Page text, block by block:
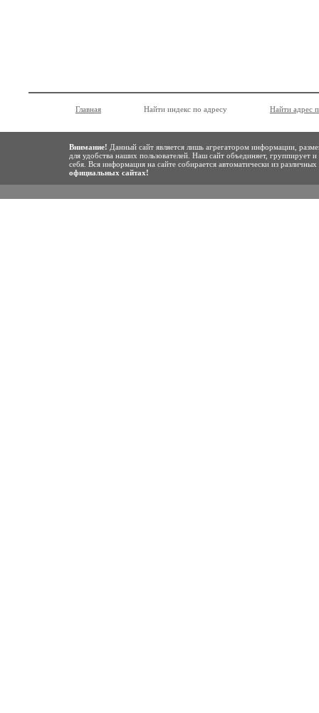
Главная Найти индекс по адресу Найти адрес
Внимание! Данный сайт является лишь агрегатором информации,
для удобства наших пользователей. Наш сайт объединяет,
себя. Вся информация на сайте собирается автоматически из
официальных сайтах!